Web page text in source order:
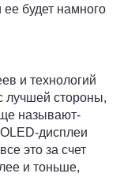
ее будет намного
и технологий
лучшей стороны,
называют-
дисплеи
это за счет
и тоньше,